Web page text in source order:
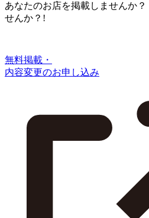
あなたのお店を掲載しませんか？
せんか？!
無料掲載・
内容変更のお申し込み